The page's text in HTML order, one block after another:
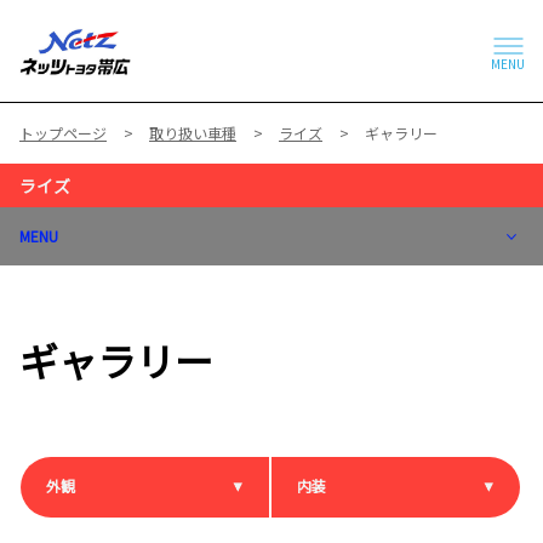
MENU
トップページ 取り扱い車種 ライズ ギャラリー
ライズ
MENU
ギャラリー
外観 内装